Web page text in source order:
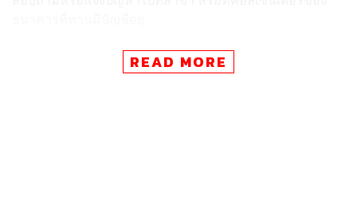
นอกจากนี้ในเวลา 15.35 น. สมาคมธนาคารไทยยังรายงาน
ด้วยว่า ระบบพร้อมเพย์มีปัญหาชั่วคราว ส่งผลให้ไม่สามารถ
READ MORE